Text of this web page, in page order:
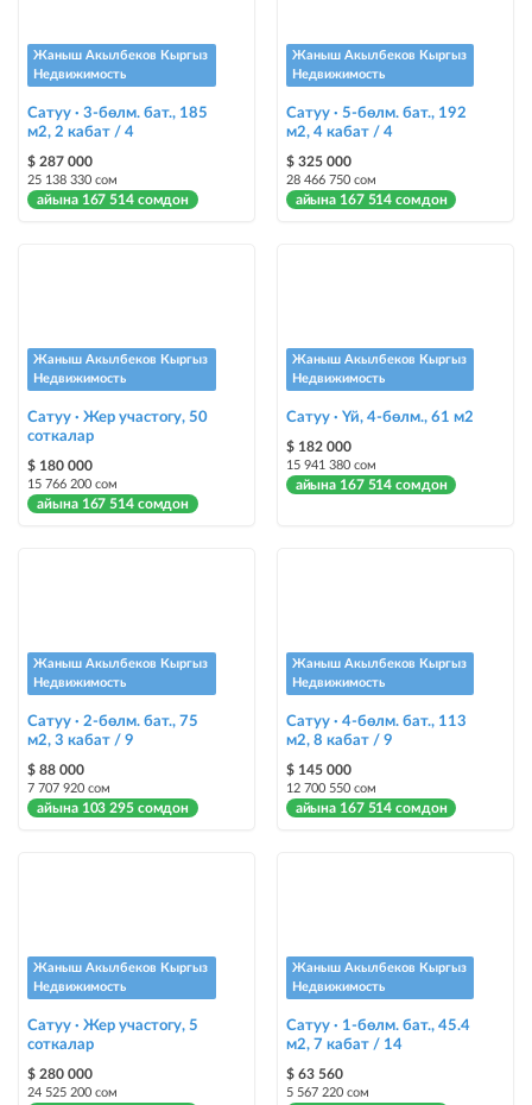
@house_kg Instagram аккаунтуна жана Telegram каналына жарыя
жайгаштыруу + Instagramдагы акы төлөнүүчү жарнама
Түс менен белгилөө
жарыялардын арасында башка түстө бөлүп көрсөтүлөт
бөлүмүндө көрсөтүлөт
Чаптамалар
Опциялары бар жаркыраган стикерлер сиздин мүлкүңүздү
башкалардан өзгөчөлөнтүп, аны тезирээк сатууга жардам берет
Жаныш Акылбеков Кыргыз
Недвижимость
Сатуу · 3-бөлм. бат., 185
м2, 2 кабат / 4
$ 287 000
25 138 330 сом
айына 167 514 сомдон
Жаныш Акылбеков Кыргыз
Недвижимость
Сатуу · 5-бөлм. бат., 192
м2, 4 кабат / 4
$ 325 000
28 466 750 сом
айына 167 514 сомдон
Жаныш Акылбеков Кыргыз
Недвижимость
Сатуу · Жер участогу, 50
соткалар
$ 180 000
15 766 200 сом
айына 167 514 сомдон
Жаныш Акылбеков Кыргыз
Недвижимость
Сатуу · Үй, 4-бөлм., 61 м2
$ 182 000
15 941 380 сом
айына 167 514 сомдон
Жаныш Акылбеков Кыргыз
Недвижимость
Сатуу · 2-бөлм. бат., 75
м2, 3 кабат / 9
$ 88 000
7 707 920 сом
айына 103 295 сомдон
Жаныш Акылбеков Кыргыз
Недвижимость
Сатуу · 4-бөлм. бат., 113
м2, 8 кабат / 9
$ 145 000
12 700 550 сом
айына 167 514 сомдон
Жаныш Акылбеков Кыргыз
Недвижимость
Сатуу · Жер участогу, 5
соткалар
$ 280 000
24 525 200 сом
Жаныш Акылбеков Кыргыз
Недвижимость
Сатуу · 1-бөлм. бат., 45.4
м2, 7 кабат / 14
$ 63 560
5 567 220 сом